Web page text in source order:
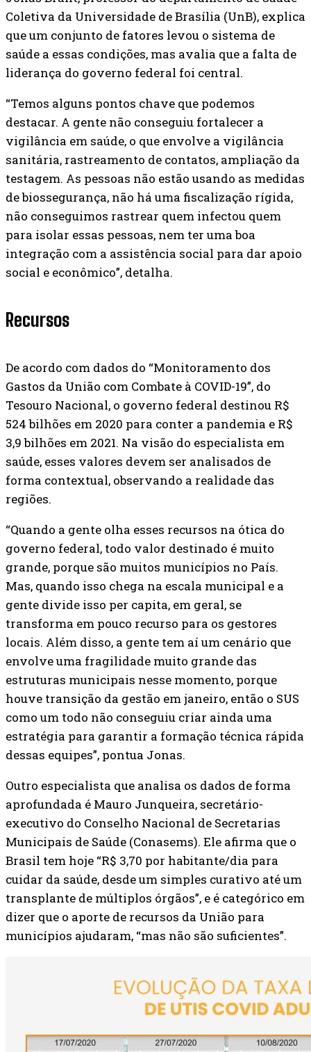
Coletiva da Universidade de Brasília (UnB), explica
que um conjunto de fatores levou o sistema de
saúde a essas condições, mas avalia que a falta de
liderança do governo federal foi central.
“Temos alguns pontos chave que podemos
destacar. A gente não conseguiu fortalecer a
vigilância em saúde, o que envolve a vigilância
sanitária, rastreamento de contatos, ampliação da
testagem. As pessoas não estão usando as medidas
de biossegurança, não há uma fiscalização rígida,
não conseguimos rastrear quem infectou quem
para isolar essas pessoas, nem ter uma boa
integração com a assistência social para dar apoio
social e econômico”, detalha.
Recursos
De acordo com dados do “Monitoramento dos
Gastos da União com Combate à COVID-19”, do
Tesouro Nacional, o governo federal destinou R$
524 bilhões em 2020 para conter a pandemia e R$
3,9 bilhões em 2021. Na visão do especialista em
saúde, esses valores devem ser analisados de
forma contextual, observando a realidade das
regiões.
“Quando a gente olha esses recursos na ótica do
governo federal, todo valor destinado é muito
grande, porque são muitos municípios no País.
Mas, quando isso chega na escala municipal e a
gente divide isso per capita, em geral, se
transforma em pouco recurso para os gestores
locais. Além disso, a gente tem aí um cenário que
envolve uma fragilidade muito grande das
estruturas municipais nesse momento, porque
houve transição da gestão em janeiro, então o SUS
como um todo não conseguiu criar ainda uma
estratégia para garantir a formação técnica rápida
dessas equipes”, pontua Jonas.
Outro especialista que analisa os dados de forma
aprofundada é Mauro Junqueira, secretário-
executivo do Conselho Nacional de Secretarias
Municipais de Saúde (Conasems). Ele afirma que o
Brasil tem hoje “R$ 3,70 por habitante/dia para
cuidar da saúde, desde um simples curativo até um
transplante de múltiplos órgãos”, e é categórico em
dizer que o aporte de recursos da União para
municípios ajudaram, “mas não são suficientes”.